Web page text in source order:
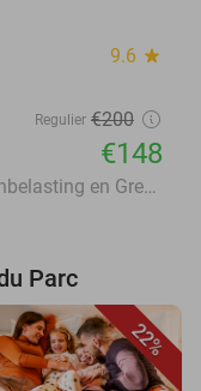
9.6 star
Regulier €200
€148
Excl. ca. €8,45 p.p.p.n. toeristenbelasting en Green Fee
Parc
22%